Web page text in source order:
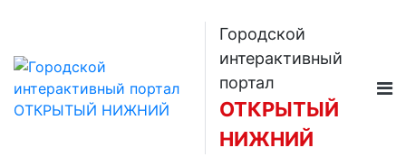
Городской
интерактивный
портал
ОТКРЫТЫЙ
НИЖНИЙ